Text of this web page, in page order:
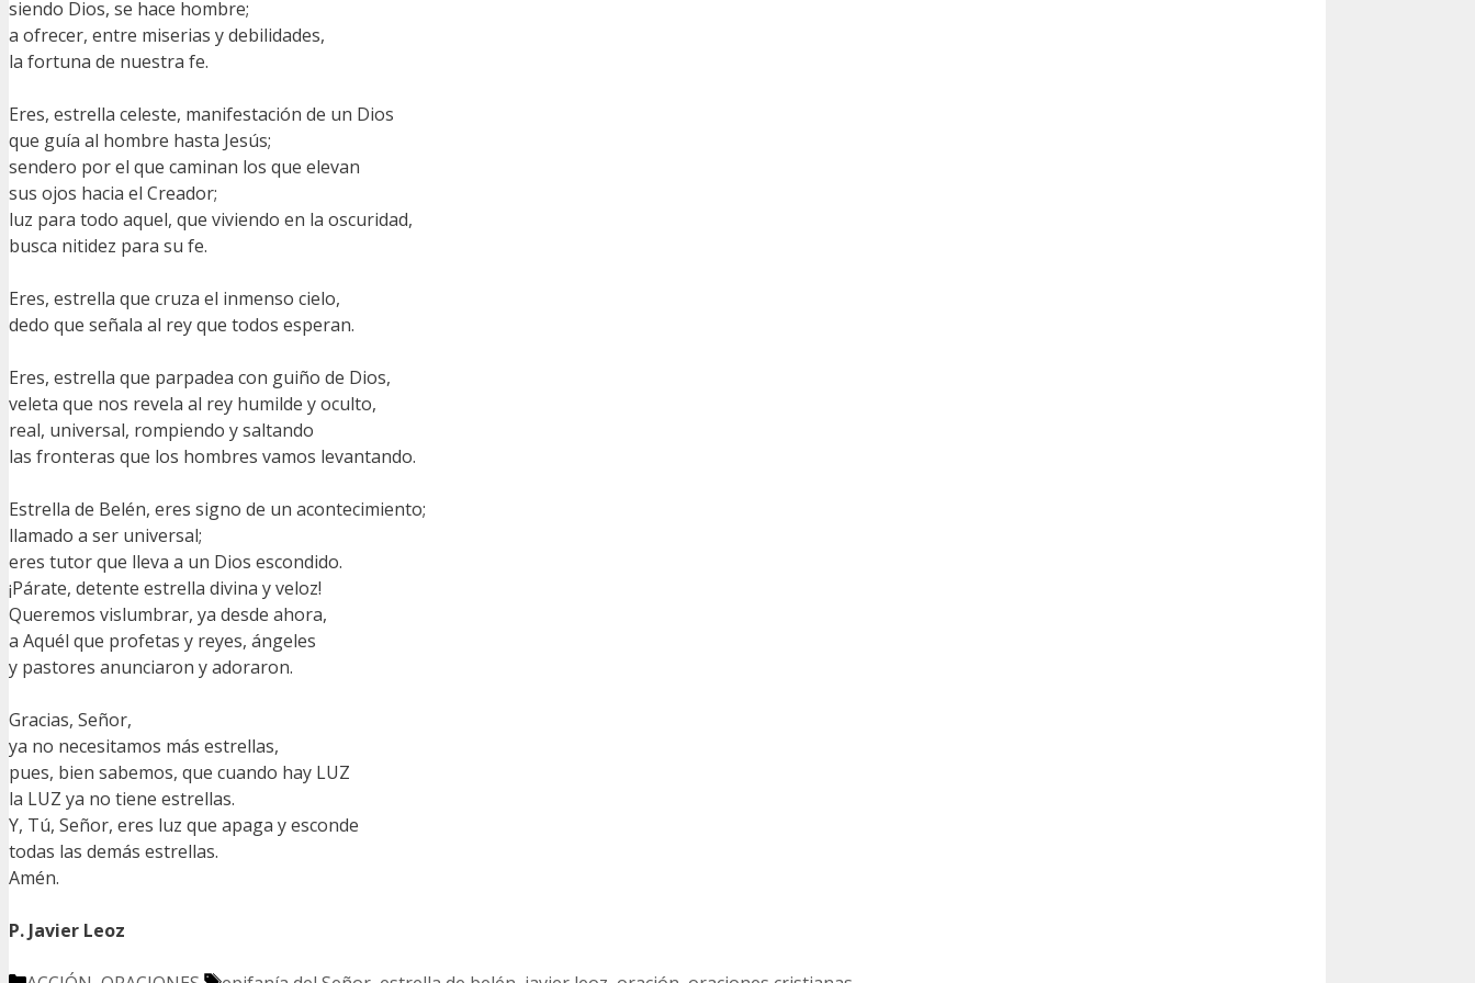
siendo Dios, se hace hombre;
a ofrecer, entre miserias y debilidades,
la fortuna de nuestra fe.
Eres, estrella celeste, manifestación de un Dios
que guía al hombre hasta Jesús;
sendero por el que caminan los que elevan
sus ojos hacia el Creador;
luz para todo aquel, que viviendo en la oscuridad,
busca nitidez para su fe.
Eres, estrella que cruza el inmenso cielo,
dedo que señala al rey que todos esperan.
Eres, estrella que parpadea con guiño de Dios,
veleta que nos revela al rey humilde y oculto,
real, universal, rompiendo y saltando
las fronteras que los hombres vamos levantando.
Estrella de Belén, eres signo de un acontecimiento;
llamado a ser universal;
eres tutor que lleva a un Dios escondido.
¡Párate, detente estrella divina y veloz!
Queremos vislumbrar, ya desde ahora,
a Aquél que profetas y reyes, ángeles
y pastores anunciaron y adoraron.
Gracias, Señor,
ya no necesitamos más estrellas,
pues, bien sabemos, que cuando hay LUZ
la LUZ ya no tiene estrellas.
Y, Tú, Señor, eres luz que apaga y esconde
todas las demás estrellas.
Amén.
P. Javier Leoz